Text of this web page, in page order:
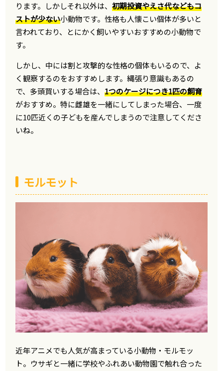
ります。しかしそれ以外は、初期投資やえさ代などもコ
ストが少ない小動物です。性格も人懐こい個体が多いと
言われており、とにかく飼いやすいおすすめの小動物で
す。
しかし、中には割と攻撃的な性格の個体もいるので、よ
く観察するのをおすすめします。縄張り意識もあるの
で、多頭買いする場合は、1つのケージにつき1匹の飼育
がおすすめ。特に雌雄を一緒にしてしまった場合、一度
に10匹近くの子どもを産んでしまうので注意してくださ
いね。
モルモット
近年アニメでも人気が高まっている小動物・モルモッ
ト。ウサギと一緒に学校やふれあい動物園で触れ合った